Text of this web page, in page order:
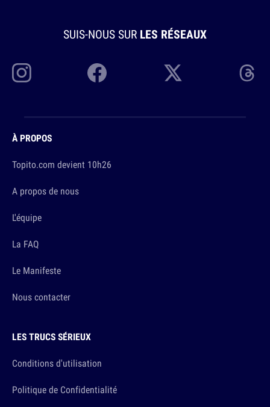
SUIS-NOUS SUR LES RÉSEAUX
À PROPOS
Topito.com devient 10h26
A propos de nous
L'équipe
La FAQ
Le Manifeste
Nous contacter
LES TRUCS SÉRIEUX
Conditions d'utilisation
Politique de Confidentialité